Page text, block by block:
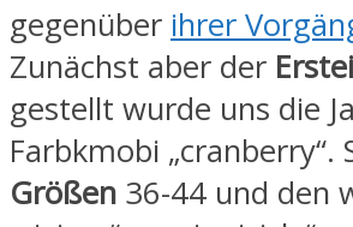
gegenüber ihrer
Zunächst aber der
gestellt wurde uns die
Farbkmobi
Größen 36-44 und den